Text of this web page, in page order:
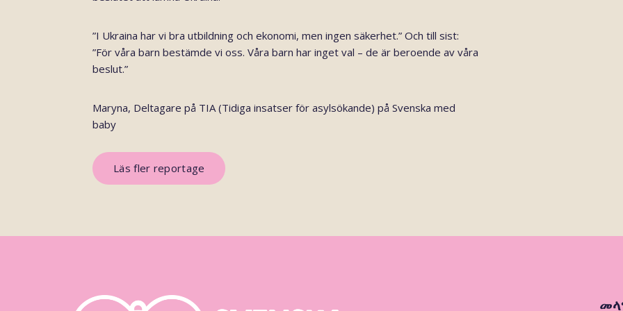
”I Ukraina har vi bra utbildning och ekonomi, men ingen säkerhet.” Och till sist:
”För våra barn bestämde vi oss. Våra barn har inget val – de är beroende av våra
beslut.”
Maryna, Deltagare på TIA (Tidiga insatser för asylsökande) på Svenska med
baby
Läs fler reportage